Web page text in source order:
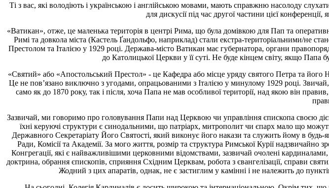
Ті з вас, які володіють і українською і англійською мовами, мають справжню насолоду
для дискусії під час другої частини цієї
«Ватикан», отже, це маленька територія в центрі Рима, що була домівкою для Пап та
Римі та довкола міста (Кастель Ґандольфо, наприклад) стали екстра-територіальними/не
Престолом та Італією у 1929 році. Держава-місто Ватикан має губернатора, органи
до Католицької Церкви у її суті. Не буде кінцем світу, якщо
«Святий» або «Апостольський Престол» - це Кафедра або місце уряду святого Петра та
Це не пов’язано виключно з угодами, опрацьованими з Італією у минулому 1929 році.
само як до 1870 року, так і після, хоча Папа не мав особливої території, над якою він
Зазвичай, ми говоримо про головування Папи над Церквою чи управління єпископа своєю
їхні керуючі структури є синодальними, що патріарх, митрополит чи єпарх мало що
Державного Секретаріату Його Святості, який виконує його накази та служить йому в будь-
Ради, Комісії та Академії. За мого життя, розмір та структура Римської Курії
Конгрегації, які є найважливішими церковними відомствами, зазвичай очолені
доктрина, обрання єпископів, сприяння Східним Церквам, робота з євангелізації, справи
Жодний з цих апаратів, однак, не є застиглим у камінні і не належить до